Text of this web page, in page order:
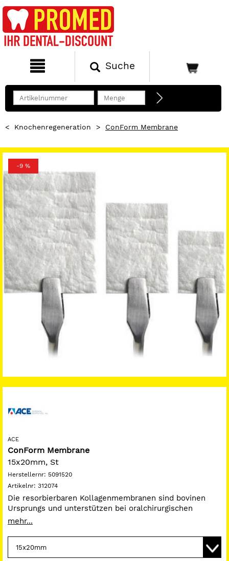
Suche
< Knochenregeneration > ConForm Membrane
-9 %
ACE
ConForm Membrane
15x20mm, St
Herstellernr: 5091520
Artikelnr: 312074
Die resorbierbaren Kollagenmembranen sind bovinen
Ursprungs und unterstützen bei oralchirurgischen
Eingriffen die Wundheilung. Sie sind steril verpackt, nicht
chirurgischer Eingriff vermieden. DieconFORM-Membran
hat eine Resorptionszeit von 3 bis 4 Monaten und wird
mehr...